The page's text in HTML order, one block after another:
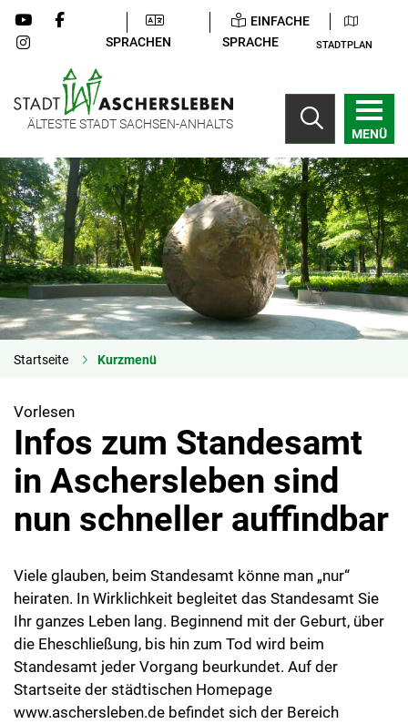
SPRACHEN
EINFACHE
SPRACHE
STADTPLAN
ÄLTESTE STADT SACHSEN-ANHALTS
MENÜ
Startseite Kurzmenü
Vorlesen
Infos zum Standesamt
in Aschersleben sind
nun schneller auffindbar
Viele glauben, beim Standesamt könne man „nur“
heiraten. In Wirklichkeit begleitet das Standesamt Sie
Ihr ganzes Leben lang. Beginnend mit der Geburt, über
die Eheschließung, bis hin zum Tod wird beim
Standesamt jeder Vorgang beurkundet. Auf der
Startseite der städtischen Homepage
www.aschersleben.de befindet sich der Bereich